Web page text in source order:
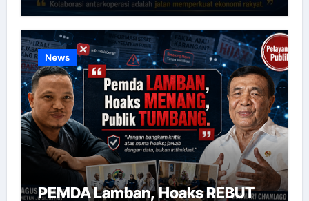
News
PEMDA Lamban, Hoaks REBUT